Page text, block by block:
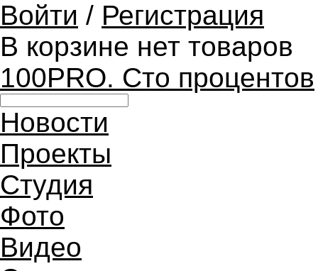
Войти / Регистрация
В корзине нет товаров
100PRO. Сто процентов
Новости
Проекты
Студия
Фото
Видео